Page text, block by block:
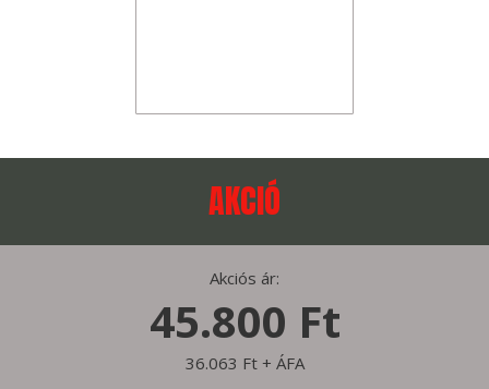
AKCIÓ
Akciós ár:
45.800 Ft
36.063 Ft + ÁFA